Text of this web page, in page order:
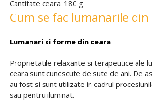
Cantitate ceara: 180 g
Cum se fac lumanarile din
Lumanari si forme din ceara
Proprietatile relaxante si terapeutice ale
ceara sunt cunoscute de sute de ani. De
au fost si sunt utilizate in cadrul
sau pentru iluminat.